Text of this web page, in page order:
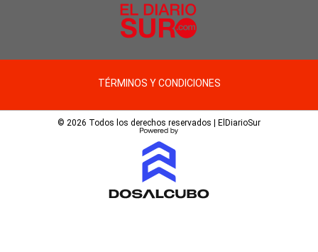
TÉRMINOS Y CONDICIONES
© 2026 Todos los derechos reservados | ElDiarioSur